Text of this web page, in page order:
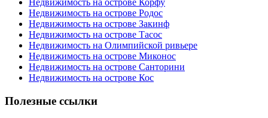
Недвижимость на острове Корфу
Недвижимость на острове Родос
Недвижимость на острове Закинф
Недвижимость на острове Тасос
Недвижимость на Олимпийской ривьере
Недвижимость на острове Миконос
Недвижимость на острове Санторини
Недвижимость на острове Кос
Полезные ссылки